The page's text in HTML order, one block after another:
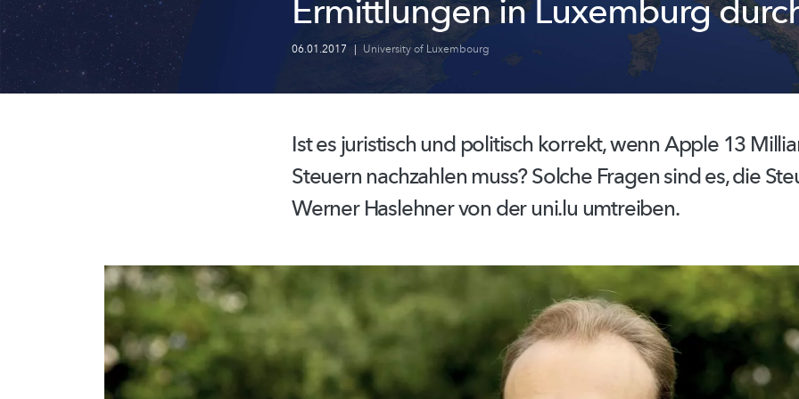
Ermittlungen in Luxemburg
06.01.2017 | University of Luxembourg
Ist es juristisch und politisch korrekt, wenn Apple 13
Steuern nachzahlen muss? Solche Fragen sind es, die
Werner Haslehner von der uni.lu umtreiben.